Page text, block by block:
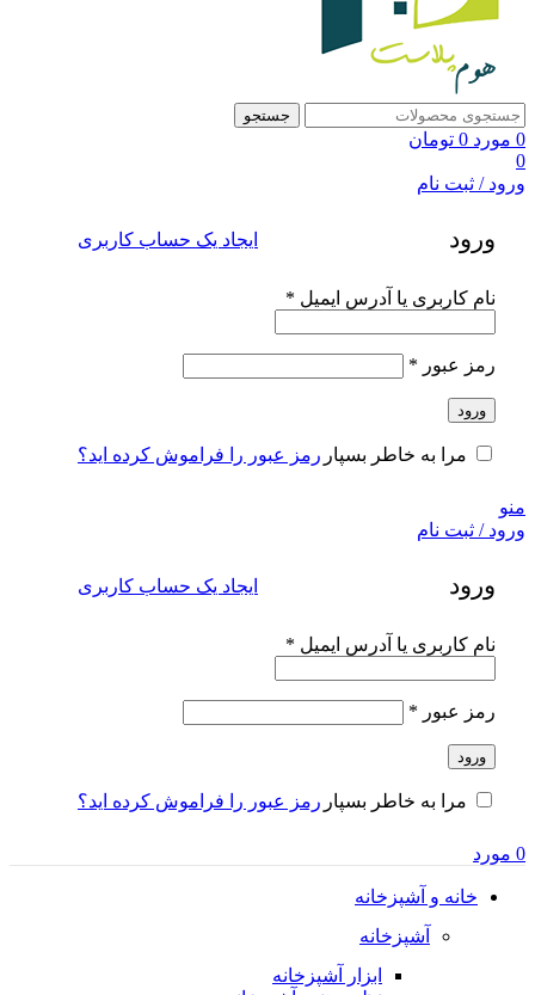
جستجو
0 مورد 0 تومان
0
ورود / ثبت نام
ورود ایجاد یک حساب کاربری
نام کاربری یا آدرس ایمیل *
رمز عبور *
ورود
رمز عبور را فراموش کرده اید؟ مرا به خاطر بسپار
منو
ورود / ثبت نام
ورود ایجاد یک حساب کاربری
نام کاربری یا آدرس ایمیل *
رمز عبور *
ورود
رمز عبور را فراموش کرده اید؟ مرا به خاطر بسپار
0 مورد
خانه و آشپزخانه
آشپزخانه
ابزار آشپزخانه